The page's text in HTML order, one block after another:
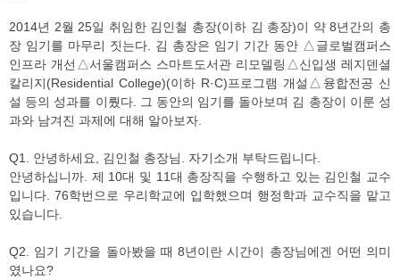
2014년 2월 25일 취임한 김인철 총장(이하 김 총장)이 약 8년간의 총
장 임기를 마무리 짓는다. 김 총장은 임기 기간 동안 △글로벌캠퍼스
인프라 개선△서울캠퍼스 스마트도서관 리모델링△신입생 레지덴셜
칼리지(Residential College)(이하 R·C)프로그램 개설△융합전공 신
설 등의 성과를 이뤘다. 그 동안의 임기를 돌아보며 김 총장이 이룬 성
과와 남겨진 과제에 대해 알아보자.
Q1. 안녕하세요, 김인철 총장님. 자기소개 부탁드립니다.
안녕하십니까. 제 10대 및 11대 총장직을 수행하고 있는 김인철 교수
입니다. 76학번으로 우리학교에 입학했으며 행정학과 교수직을 맡고
있습니다.
Q2. 임기 기간을 돌아봤을 때 8년이란 시간이 총장님에겐 어떤 의미
였나요?